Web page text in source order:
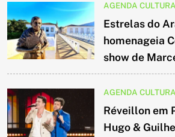
AGENDA
Estrelas do
homenageia
show de
AGENDA
Réveillon em
Hugo &